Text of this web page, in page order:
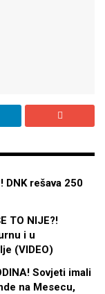
DNK rešava 250
TO NIJE?!
i u
(VIDEO)
Sovjeti imali
na Mesecu,